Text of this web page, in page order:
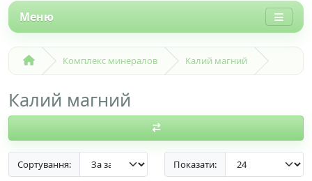
Меню
Комплекс минералов Калий магний
Калий магний
Сортування: Показати: